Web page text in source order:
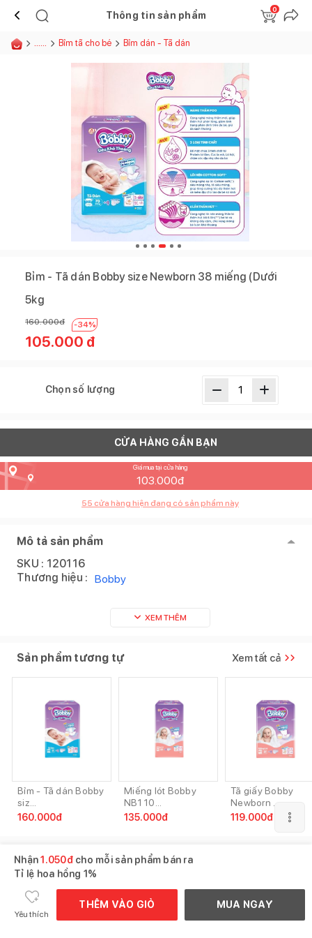
Thông tin sản phẩm
0
...... Bỉm tã cho bé Bỉm dán - Tã dán
Bỉm - Tã dán Bobby size Newborn 38 miếng (Dưới
5kg
160.000đ -34%
105.000 đ
Chọn số lượng
CỬA HÀNG GẦN BẠN
Giá mua tại cửa hàng
103.000đ
55 cửa hàng hiện đang có sản phẩm này
Mô tả sản phẩm
SKU : 120116
Thương hiệu : Bobby
XEM THÊM
Sản phẩm tương tự Xem tất cả
Bỉm - Tã dán Bobby
siz...
160.000đ
Miếng lót Bobby
NB1 10...
135.000đ
Tã giấy Bobby
Newborn ...
119.000đ
Gợi ý mua cùng
Nhận1.050đcho mỗi sản phẩm bán ra
Tỉ lệ hoa hồng 1%
Yêu thích
THÊM VÀO GIỎ MUA NGAY